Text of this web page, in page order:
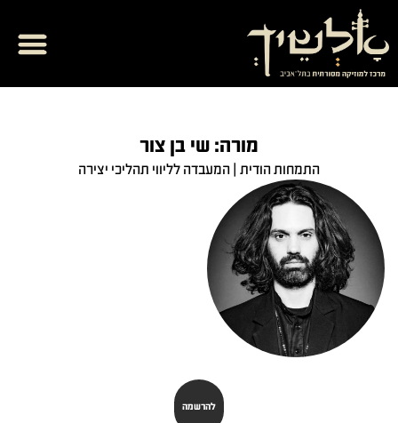
מורה: שי בן צור
התמחות הודית | המעבדה לליווי תהליכי יצירה
להרשמה